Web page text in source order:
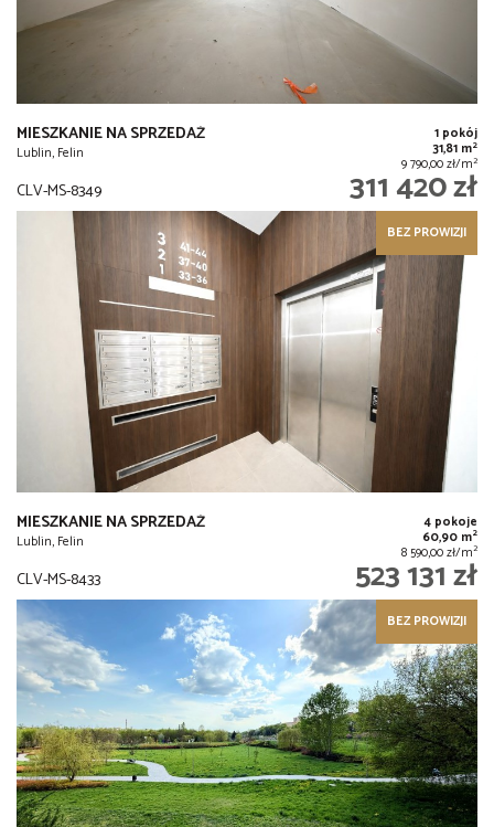
MIESZKANIE NA SPRZEDAŻ
Lublin, Felin
1 pokój
31,81 m2
9 790,00 zł/m2
CLV-MS-8349 311 420 zł
BEZ PROWIZJI
MIESZKANIE NA SPRZEDAŻ
Lublin, Felin
4 pokoje
60,90 m2
8 590,00 zł/m2
CLV-MS-8433 523 131 zł
BEZ PROWIZJI